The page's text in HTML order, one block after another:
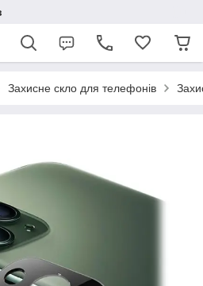
Захисне скло для телефонів